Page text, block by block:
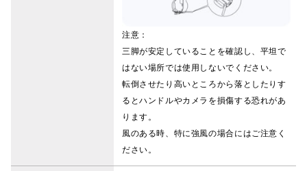
注意：
三脚が安定していることを確認し、平坦で
はない場所では使用しないでください。
転倒させたり高いところから落としたりす
るとハンドルやカメラを損傷する恐れがあ
ります。
風のある時、特に強風の場合にはご注意く
ださい。